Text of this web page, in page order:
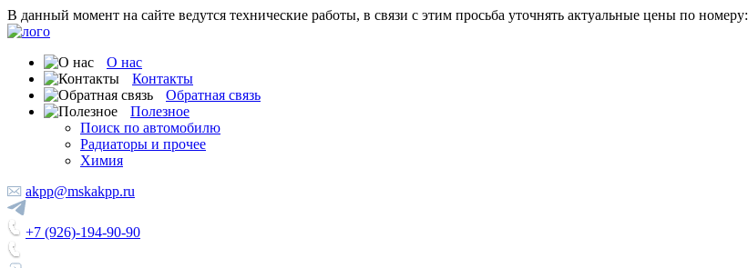
В данный момент на сайте ведутся технические работы, в связи с этим просьба уточнять актуальные цены по номеру:
О нас
Контакты
Обратная связь
Полезное
Поиск по автомобилю
Радиаторы и прочее
Химия
akpp@mskakpp.ru
+7 (926)-194-90-90